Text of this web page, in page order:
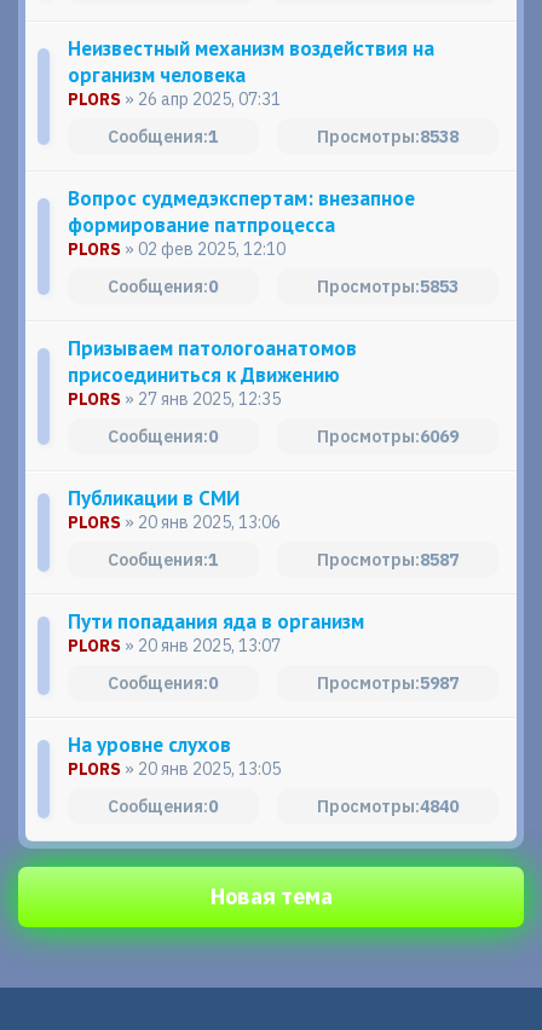
Неизвестный механизм воздействия на
организм человека
PLORS » 26 апр 2025, 07:31
1
8538
Вопрос судмедэкспертам: внезапное
формирование патпроцесса
PLORS » 02 фев 2025, 12:10
0
5853
Призываем патологоанатомов
присоединиться к Движению
PLORS » 27 янв 2025, 12:35
0
6069
Публикации в СМИ
PLORS » 20 янв 2025, 13:06
1
8587
Пути попадания яда в организм
PLORS » 20 янв 2025, 13:07
0
5987
На уровне слухов
PLORS » 20 янв 2025, 13:05
0
4840
Новая тема